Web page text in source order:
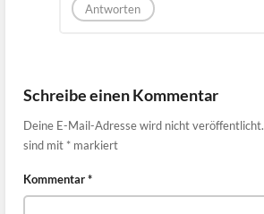
Antworten
Schreibe einen Kommentar
Deine E-Mail-Adresse wird nicht veröffentlicht.
sind mit * markiert
Kommentar*